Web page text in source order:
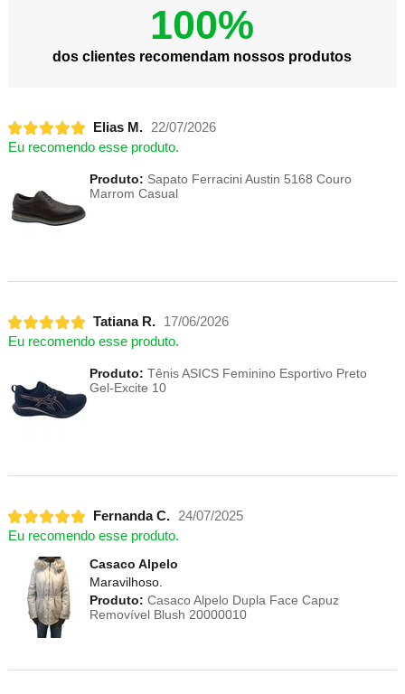
100%
dos clientes recomendam nossos produtos
Elias M. 22/07/2026
Eu recomendo esse produto.
Produto: Sapato Ferracini Austin 5168 Couro
Marrom Casual
Tatiana R.
17/06/2026
Eu recomendo esse produto.
Produto: Tênis ASICS Feminino Esportivo Preto
Gel-Excite 10
Fernanda C. 24/07/2025
Eu recomendo esse produto.
Casaco Alpelo
Maravilhoso.
Produto: Casaco Alpelo Dupla Face Capuz
Removível Blush 20000010